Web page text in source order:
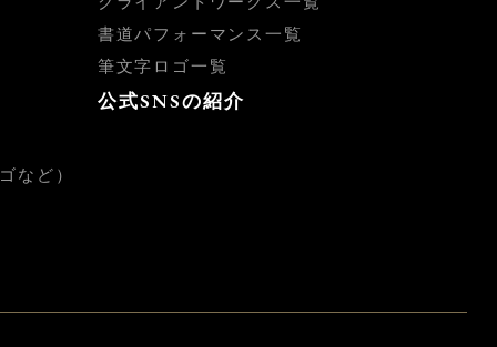
など）
書道パフォーマンス一覧
筆文字ロゴ一覧
公式SNSの紹介